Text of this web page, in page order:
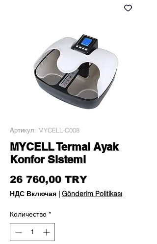
Артикул: MYCELL-C008
MYCELL Termal Ayak
Konfor Sistemi
26 760,00 TRYЦена
НДС Включая | Gönderim Politikası
Количество *